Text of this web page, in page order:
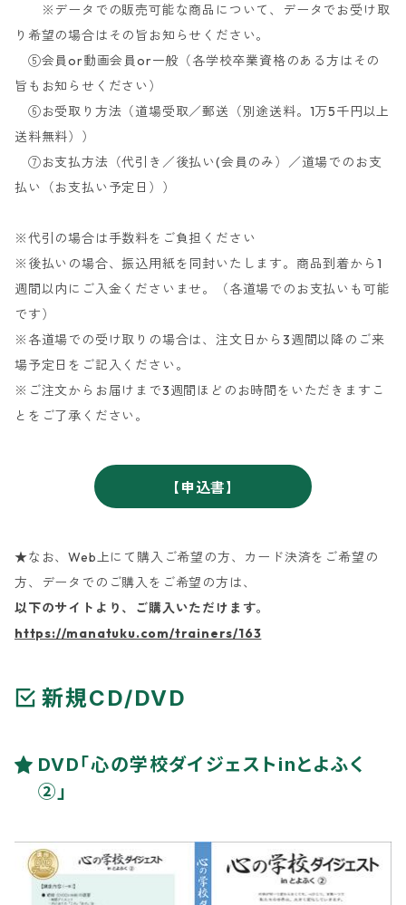
※データでの販売可能な商品について、データでお受け取
り希望の場合はその旨お知らせください。
⑤会員or動画会員or一般（各学校卒業資格のある方はその
旨もお知らせください）
⑥お受取り方法（道場受取／郵送（別途送料。1万5千円以上
送料無料））
⑦お支払方法（代引き／後払い(会員のみ）／道場でのお支
払い（お支払い予定日））
※代引の場合は手数料をご負担ください
※後払いの場合、振込用紙を同封いたします。商品到着から1
週間以内にご入金くださいませ。（各道場でのお支払いも可能
です）
※各道場での受け取りの場合は、注文日から3週間以降のご来
場予定日をご記入ください。
※ご注文からお届けまで3週間ほどのお時間をいただきますこ
とをご了承ください。
【申込書】
★なお、Web上にて購入ご希望の方、カード決済をご希望の
方、データでのご購入をご希望の方は、
以下のサイトより、ご購入いただけます。
https://manatuku.com/trainers/163
新規CD/DVD
DVD「心の学校ダイジェストinとよふく
②」